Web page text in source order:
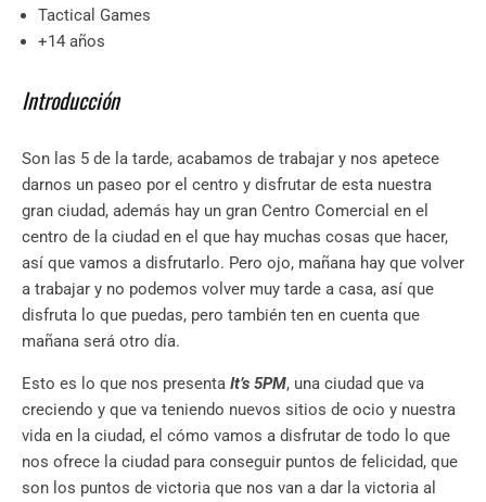
Tactical Games
+14 años
Introducción
Son las 5 de la tarde, acabamos de trabajar y nos apetece
darnos un paseo por el centro y disfrutar de esta nuestra
gran ciudad, además hay un gran Centro Comercial en el
centro de la ciudad en el que hay muchas cosas que hacer,
así que vamos a disfrutarlo. Pero ojo, mañana hay que volver
a trabajar y no podemos volver muy tarde a casa, así que
disfruta lo que puedas, pero también ten en cuenta que
mañana será otro día.
Esto es lo que nos presenta It’s 5PM, una ciudad que va
creciendo y que va teniendo nuevos sitios de ocio y nuestra
vida en la ciudad, el cómo vamos a disfrutar de todo lo que
nos ofrece la ciudad para conseguir puntos de felicidad, que
son los puntos de victoria que nos van a dar la victoria al